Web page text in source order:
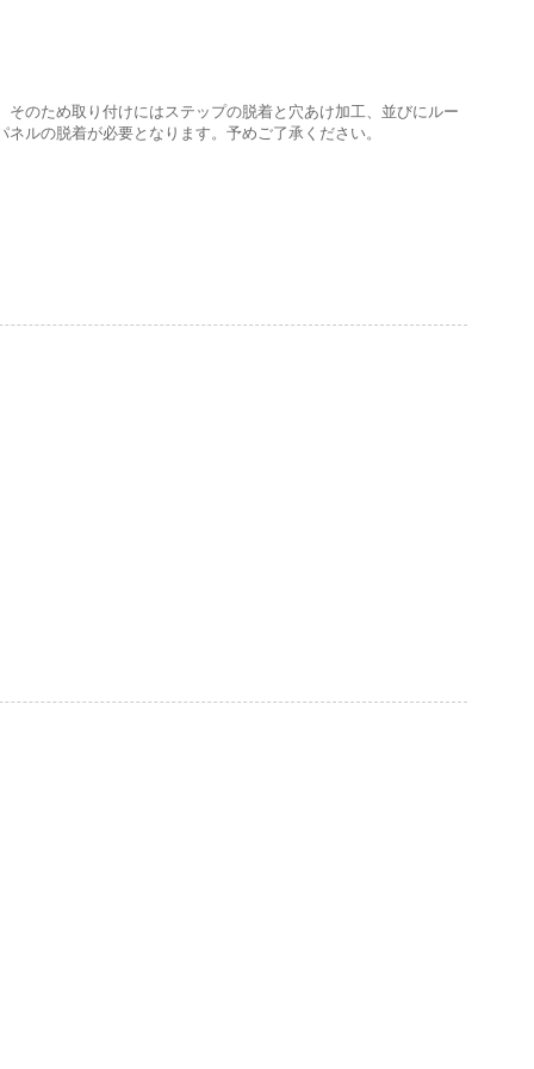
のため取り付けにはステップの脱着と穴あけ加工、並びにルー
ルの脱着が必要となります。予めご了承ください。